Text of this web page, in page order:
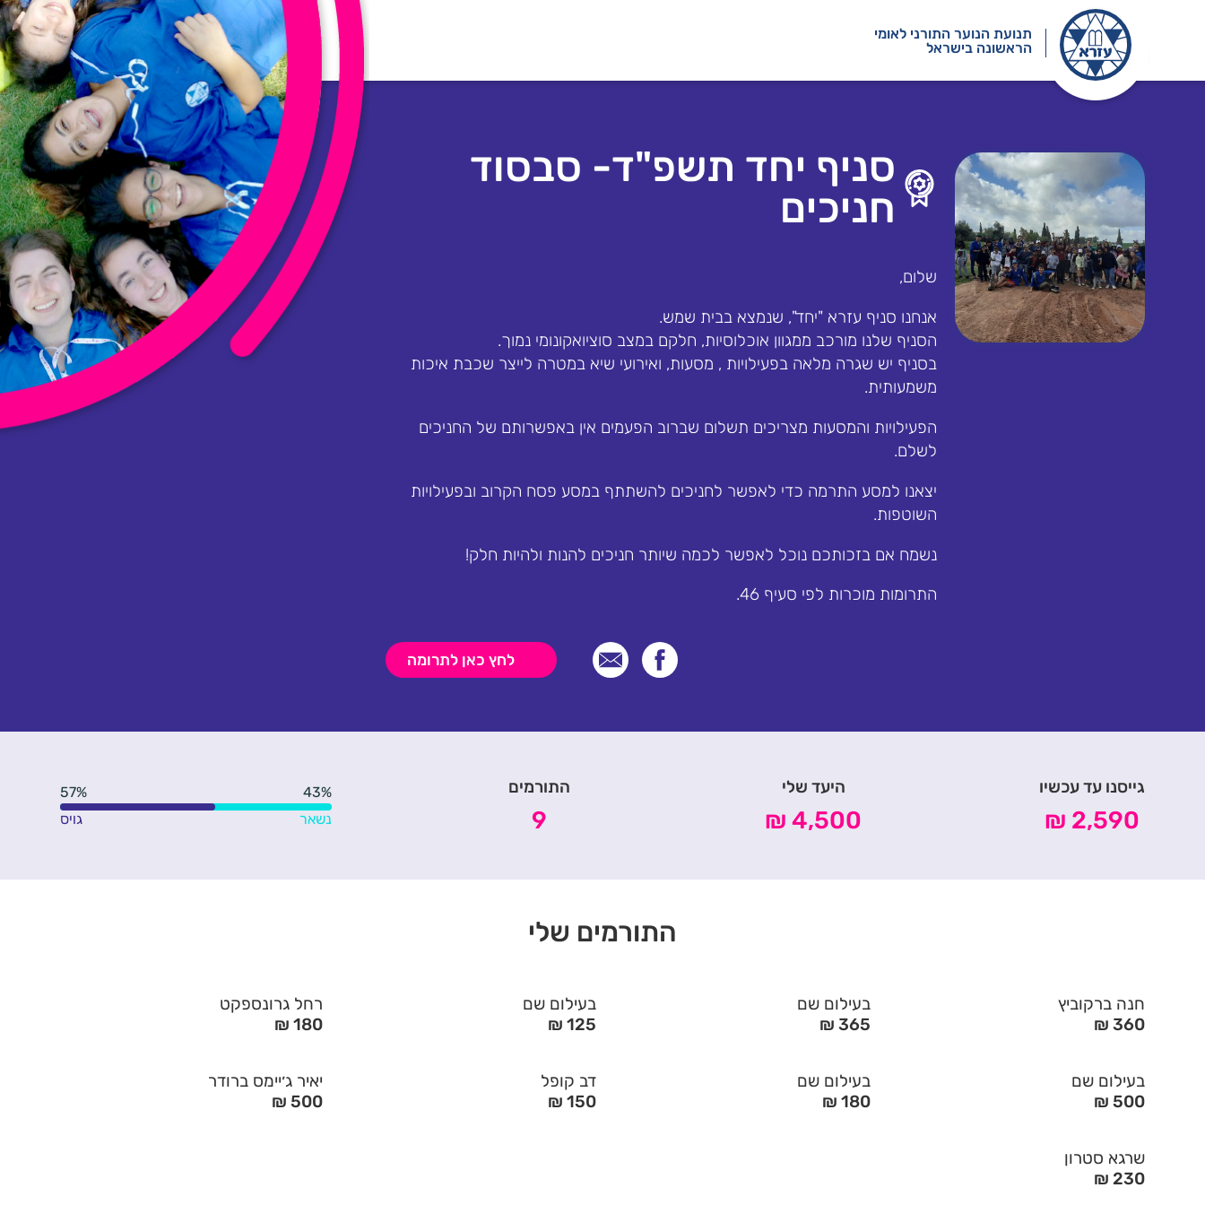
תנועת הנוער התורני לאומי
הראשונה בישראל
סניף יחד תשפ"ד- סבסוד
חניכים
שלום,
אנחנו סניף עזרא "יחד", שנמצא בבית שמש.
הסניף שלנו מורכב ממגוון אוכלוסיות, חלקם במצב סוציואקונומי נמוך.
בסניף יש שגרה מלאה בפעילויות , מסעות, ואירועי שיא במטרה לייצר שכבת איכות
משמעותית.
הפעילויות והמסעות מצריכים תשלום שברוב הפעמים אין באפשרותם של החניכים
לשלם.
יצאנו למסע התרמה כדי לאפשר לחניכים להשתתף במסע פסח הקרוב ובפעילויות
השוטפות.
נשמח אם בזכותכם נוכל לאפשר לכמה שיותר חניכים להנות ולהיות חלק!
התרומות מוכרות לפי סעיף 46.
לחץ כאן לתרומה
גייסנו עד עכשיו
2,590 ₪
היעד שלי
4,500 ₪
התורמים
9
43%
57%
נשאר
גויס
התורמים שלי
חנה ברקוביץ
360 ₪
בעילום שם
365 ₪
בעילום שם
125 ₪
רחל גרונספקט
180 ₪
בעילום שם
500 ₪
בעילום שם
180 ₪
דב קופל
150 ₪
יאיר ג׳יימס ברודר
500 ₪
שרגא סטרון
230 ₪